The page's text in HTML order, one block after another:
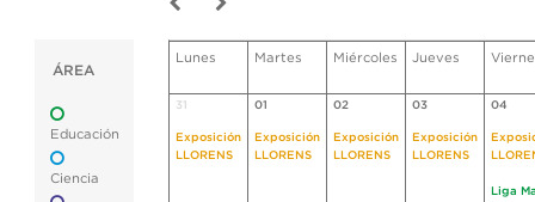
ÁREA
Educación
Ciencia
Lunes Martes Miércoles Jueves
31
Exposición
LLORENS
01
Exposición
LLORENS
02
Exposición
LLORENS
03
Exposición
LLORENS
04
Liga